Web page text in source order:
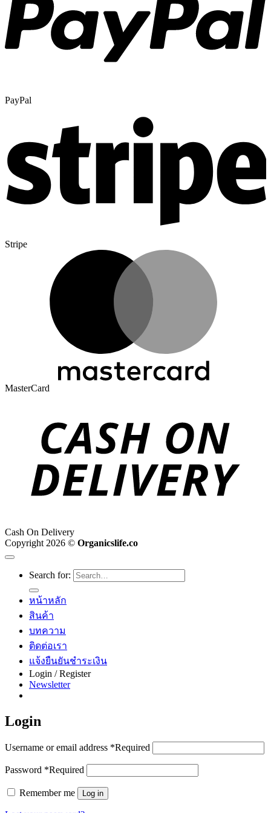
PayPal
Stripe
MasterCard
Cash On Delivery
Copyright 2026 © Organicslife.co
Search for:
หน้าหลัก
สินค้า
บทความ
ติดต่อเรา
แจ้งยืนยันชำระเงิน
Login / Register
Newsletter
Login
Username or email address *Required
Password *Required
Remember me Log in